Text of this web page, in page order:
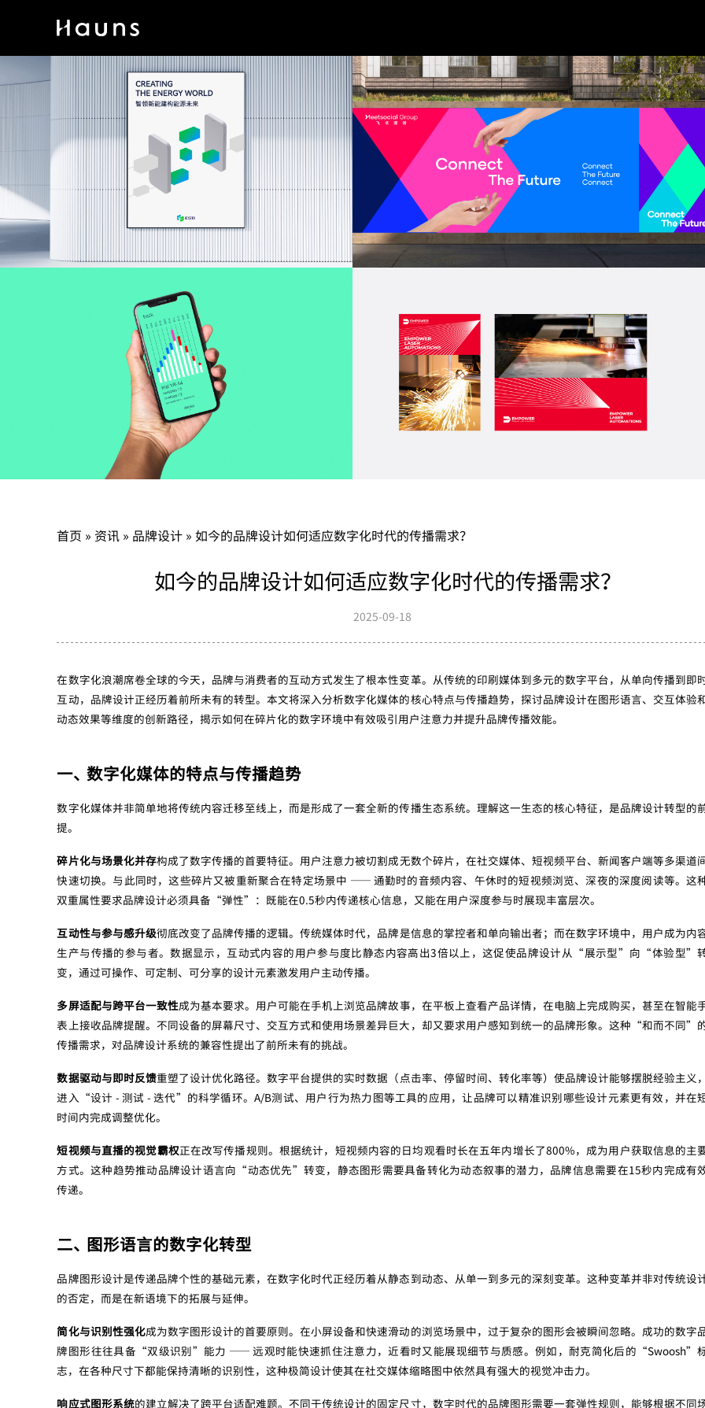
首页 » 资讯 » 品牌设计 »如今的品牌设计如何适应数字化时代的传播需求？
如今的品牌设计如何适应数字化时代的传播需求？
2025-09-18
在数字化浪潮席卷全球的今天，品牌与消费者的互动方式发生了根本性变革。从传统的印刷媒体到多元的数字平台，从单向传播到即
互动，品牌设计正经历着前所未有的转型。本文将深入分析数字化媒体的核心特点与传播趋势，探讨品牌设计在图形语言、交互体验
动态效果等维度的创新路径，揭示如何在碎片化的数字环境中有效吸引用户注意力并提升品牌传播效能。
一、 数字化媒体的特点与传播趋势
数字化媒体并非简单地将传统内容迁移至线上，而是形成了一套全新的传播生态系统。理解这一生态的核心特征，是品牌设计转型的
提。
碎片化与场景化并存构成了数字传播的首要特征。用户注意力被切割成无数个碎片，在社交媒体、短视频平台、新闻客户端等多渠道
快速切换。与此同时，这些碎片又被重新聚合在特定场景中 —— 通勤时的音频内容、午休时的短视频浏览、深夜的深度阅读等。这
双重属性要求品牌设计必须具备“弹性”：既能在0.5秒内传递核心信息，又能在用户深度参与时展现丰富层次。
互动性与参与感升级彻底改变了品牌传播的逻辑。传统媒体时代，品牌是信息的掌控者和单向输出者；而在数字环境中，用户成为内
生产与传播的参与者。数据显示，互动式内容的用户参与度比静态内容高出3倍以上，这促使品牌设计从“展示型”向“体验型”
变，通过可操作、可定制、可分享的设计元素激发用户主动传播。
多屏适配与跨平台一致性成为基本要求。用户可能在手机上浏览品牌故事，在平板上查看产品详情，在电脑上完成购买，甚至在智能
表上接收品牌提醒。不同设备的屏幕尺寸、交互方式和使用场景差异巨大，却又要求用户感知到统一的品牌形象。这种“和而不同”
传播需求，对品牌设计系统的兼容性提出了前所未有的挑战。
数据驱动与即时反馈重塑了设计优化路径。数字平台提供的实时数据（点击率、停留时间、转化率等）使品牌设计能够摆脱经验主义，
进入“设计 - 测试 - 迭代”的科学循环。A/B测试、用户行为热力图等工具的应用，让品牌可以精准识别哪些设计元素更有效，并在
时间内完成调整优化。
短视频与直播的视觉霸权正在改写传播规则。根据统计，短视频内容的日均观看时长在五年内增长了800%，成为用户获取信息的主
方式。这种趋势推动品牌设计语言向“动态优先”转变，静态图形需要具备转化为动态叙事的潜力，品牌信息需要在15秒内完成有
传递。
二、 图形语言的数字化转型
品牌图形设计是传递品牌个性的基础元素，在数字化时代正经历着从静态到动态、从单一到多元的深刻变革。这种变革并非对传统设
的否定，而是在新语境下的拓展与延伸。
简化与识别性强化成为数字图形设计的首要原则。在小屏设备和快速滑动的浏览场景中，过于复杂的图形会被瞬间忽略。成功的数字
牌图形往往具备“双级识别”能力 —— 远观时能快速抓住注意力，近看时又能展现细节与质感。例如，耐克简化后的“Swoosh”
志，在各种尺寸下都能保持清晰的识别性，这种极简设计使其在社交媒体缩略图中依然具有强大的视觉冲击力。
响应式图形系统的建立解决了跨平台适配难题。不同于传统设计的固定尺寸，数字时代的品牌图形需要一套弹性规则，能够根据不同